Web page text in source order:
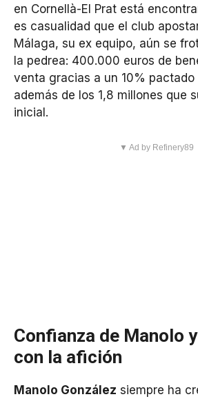
en Cornellà-El Prat está
es casualidad que el club
Málaga, su ex equipo, aún se
la pedrea: 400.000 euros de
venta gracias a un 10% pactado
además de los 1,8 millones que
inicial.
▼ Ad by Refinery89
Confianza de Manolo
con la afición
Manolo González siempre ha